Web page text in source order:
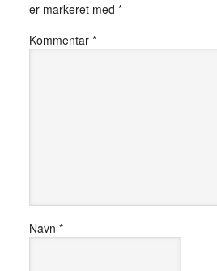
er markeret med *
Kommentar *
Navn *